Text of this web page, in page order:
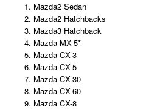
Mazda2 Sedan
Mazda2 Hatchbacks
Mazda3 Hatchback
Mazda MX-5*
Mazda CX-3
Mazda CX-5
Mazda CX-30
Mazda CX-60
Mazda CX-8